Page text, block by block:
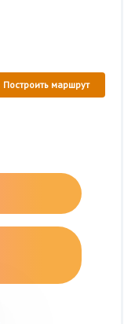
Построить маршрут